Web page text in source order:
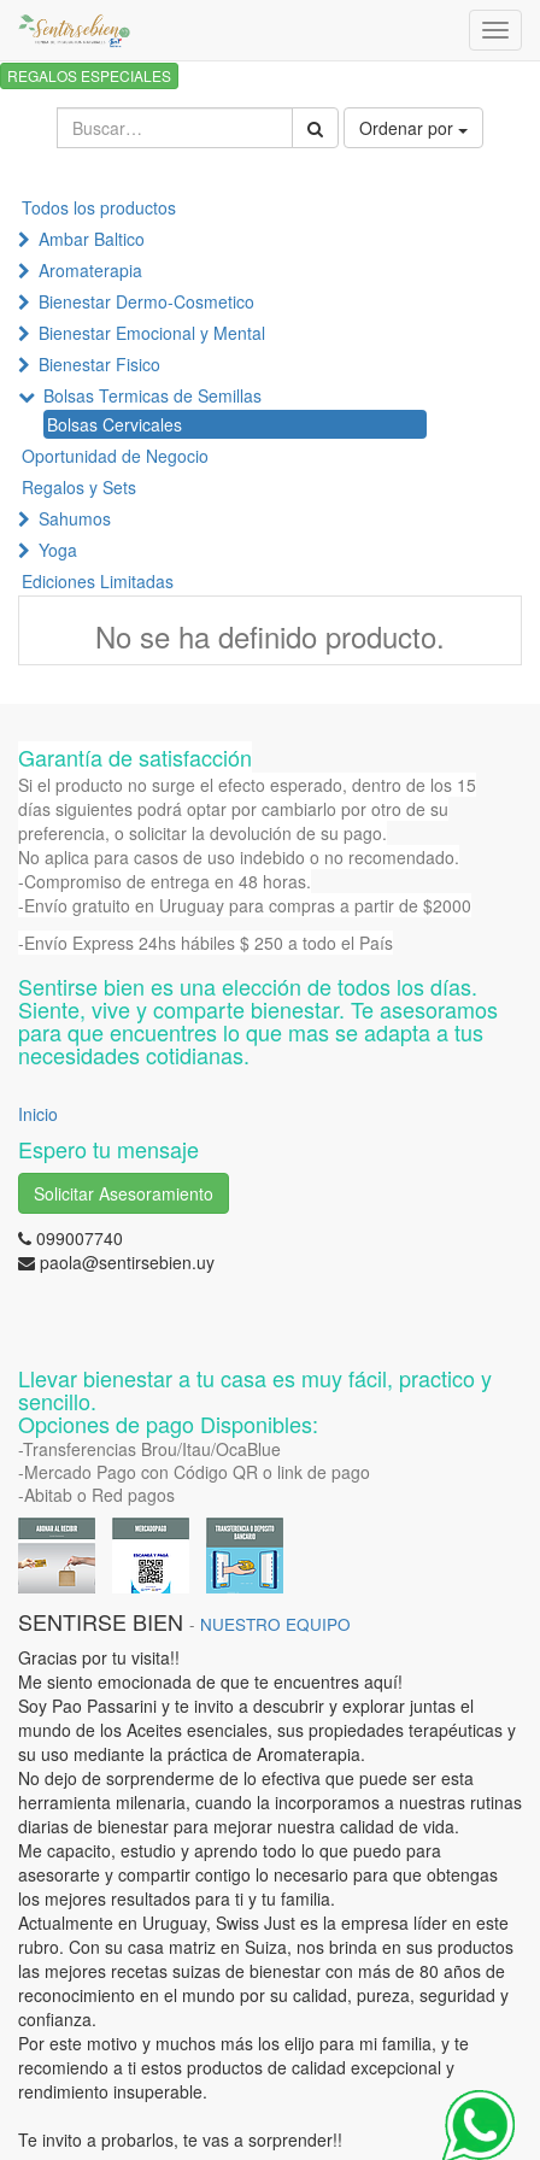
REGALOS ESPECIALES
Ordenar por
Todos los productos
Ambar Baltico
Aromaterapia
Bienestar Dermo-Cosmetico
Bienestar Emocional y Mental
Bienestar Fisico
Bolsas Termicas de Semillas
Bolsas Cervicales
Oportunidad de Negocio
Regalos y Sets
Sahumos
Yoga
Ediciones Limitadas
No se ha definido producto.
Garantía de satisfacción
Si el producto no surge el efecto esperado, dentro de los 15
días siguientes podrá optar por cambiarlo por otro de su
preferencia, o solicitar la devolución de su pago.
No aplica para casos de uso indebido o no recomendado.
-Compromiso de entrega en 48 horas.
-Envío gratuito en Uruguay para compras a partir de $2000
-Envío Express 24hs hábiles $ 250 a todo el País
Sentirse bien es una elección de todos los días.
Siente, vive y comparte bienestar. Te asesoramos
para que encuentres lo que mas se adapta a tus
necesidades cotidianas.
Inicio
Espero tu mensaje
Solicitar Asesoramiento
099007740
paola@sentirsebien.uy
Llevar bienestar a tu casa es muy fácil, practico y
sencillo.
Opciones de pago Disponibles:
-Transferencias Brou/Itau/OcaBlue
-Mercado Pago con Código QR o link de pago
-Abitab o Red pagos
SENTIRSE BIEN - NUESTRO EQUIPO
Gracias por tu visita!!
Me siento emocionada de que te encuentres aquí!
Soy Pao Passarini y te invito a descubrir y explorar juntas el
mundo de los Aceites esenciales, sus propiedades terapéuticas y
su uso mediante la práctica de Aromaterapia.
No dejo de sorprenderme de lo efectiva que puede ser esta
herramienta milenaria, cuando la incorporamos a nuestras rutinas
diarias de bienestar para mejorar nuestra calidad de vida.
Me capacito, estudio y aprendo todo lo que puedo para
asesorarte y compartir contigo lo necesario para que obtengas
los mejores resultados para ti y tu familia.
Actualmente en Uruguay, Swiss Just es la empresa líder en este
rubro. Con su casa matriz en Suiza, nos brinda en sus productos
las mejores recetas suizas de bienestar con más de 80 años de
reconocimiento en el mundo por su calidad, pureza, seguridad y
confianza.
Por este motivo y muchos más los elijo para mi familia, y te
recomiendo a ti estos productos de calidad excepcional y
rendimiento insuperable.
Te invito a probarlos, te vas a sorprender!!